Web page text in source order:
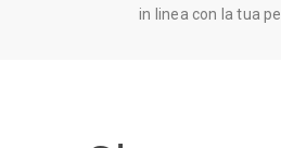
in linea con la tua